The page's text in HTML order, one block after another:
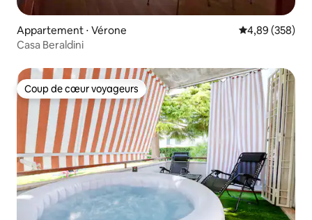
Appartement ⋅ Vérone Évaluation
4,89 (358)
Casa Beraldini
Coup de cœur voyageurs
Coup de cœur voyageurs